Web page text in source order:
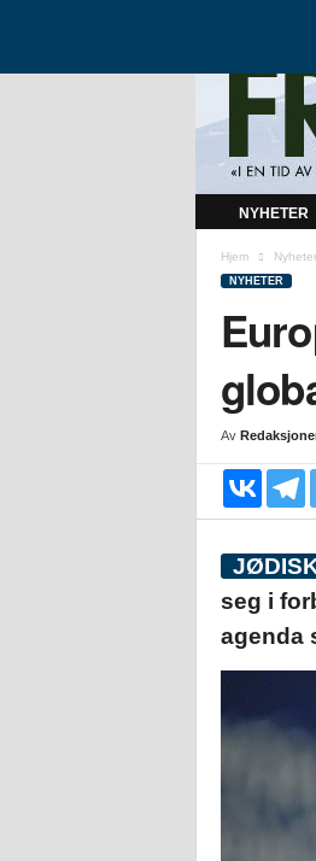
r
p
NYHETER
Hjem Nyheter
NYHETER
Av
seg i
agenda